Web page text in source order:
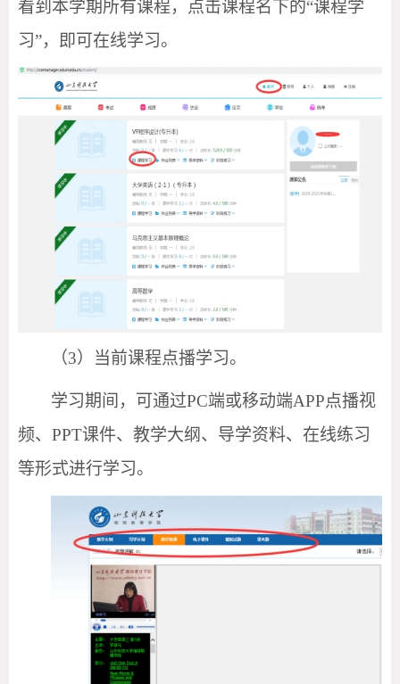
看到本学期所有课程，点击课程名下的“课程学
习”，即可在线学习。
（3） 当前课程点播学习。
学习期间，可通过PC端或移动端APP点播视
频、PPT课件、教学大纲、导学资料、在线练习
等形式进行学习。